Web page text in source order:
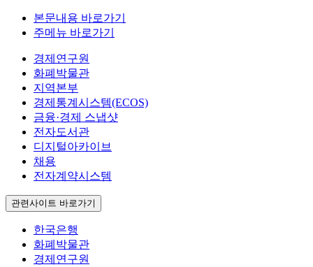
본문내용 바로가기
주메뉴 바로가기
경제연구원
화폐박물관
지역본부
경제통계시스템(ECOS)
금융·경제 스냅샷
전자도서관
디지털아카이브
채용
전자계약시스템
관련사이트 바로가기
한국은행
화폐박물관
경제연구원